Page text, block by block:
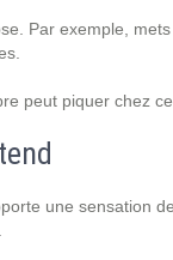
Par exemple,
peut piquer chez
une sensation